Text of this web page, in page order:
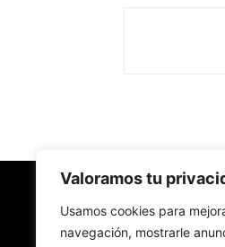
Valoramos tu
Usamos cookies para
navegación, mostrarle
Redes